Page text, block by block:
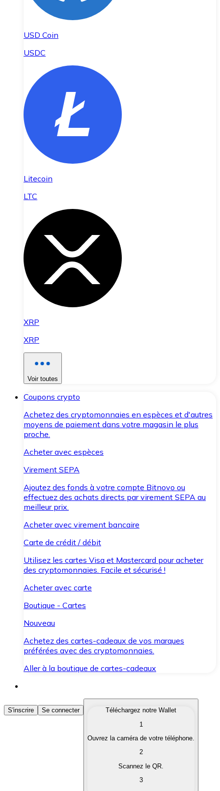
USD Coin
USDC
Litecoin
LTC
XRP
XRP
Voir toutes
Coupons crypto
Achetez des cryptomonnaies en espèces et d'autres
moyens de paiement dans votre magasin le plus
proche.
Acheter avec espèces
Virement SEPA
Ajoutez des fonds à votre compte Bitnovo ou
effectuez des achats directs par virement SEPA au
meilleur prix.
Acheter avec virement bancaire
Carte de crédit / débit
Utilisez les cartes Visa et Mastercard pour acheter
des cryptomonnaies. Facile et sécurisé !
Acheter avec carte
Boutique - Cartes
Nouveau
Achetez des cartes-cadeaux de vos marques
préférées avec des cryptomonnaies.
Aller à la boutique de cartes-cadeaux
Acheter des Cryptomonnaies
Achetez les cryptomonnaies qui vous intéressent
Convertissez vos cryptomonnaies en monnaie
S'inscrire Se connecter
Téléchargez notre Wallet
1
Ouvrez la caméra de votre téléphone.
2
Scannez le QR.
3